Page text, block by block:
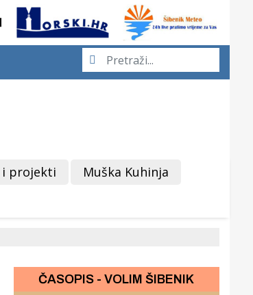
i projekti
Muška Kuhinja
ČASOPIS - VOLIM ŠIBENIK